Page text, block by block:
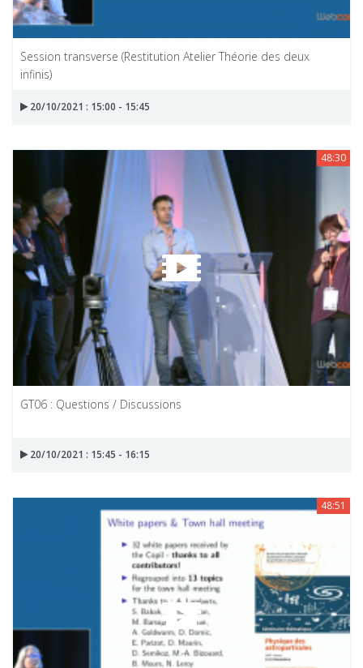
Session transverse (Restitution Atelier Théorie des deux
infinis)
20/10/2021 : 15:00 - 15:45
48:30
GT06 : Questions / Discussions
20/10/2021 : 15:45 - 16:15
48:51